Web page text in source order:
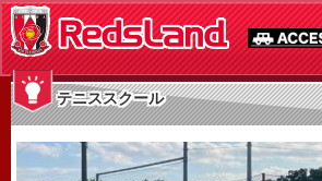
テニススクール